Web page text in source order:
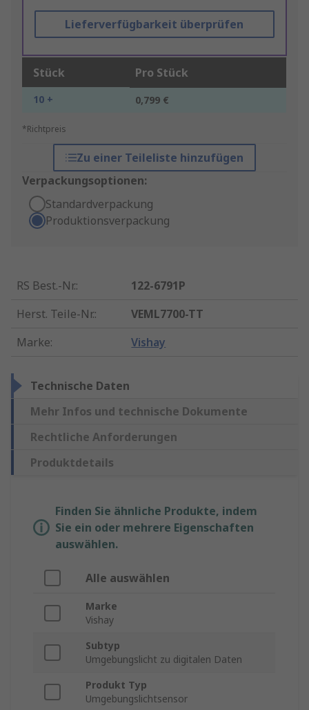
Lieferverfügbarkeit überprüfen
Stück Pro Stück
10 + 0,799 €
*Richtpreis
Zu einer Teileliste hinzufügen
Verpackungsoptionen:
Standardverpackung
Produktionsverpackung
RS Best.-Nr.:
122-6791P
Herst. Teile-Nr.:
VEML7700-TT
Marke: Vishay
Technische Daten
Mehr Infos und technische Dokumente
Rechtliche Anforderungen
Produktdetails
Finden Sie ähnliche Produkte, indem
Sie ein oder mehrere Eigenschaften
auswählen.
Alle auswählen
Marke
Vishay
Subtyp
Umgebungslicht zu digitalen Daten
Produkt Typ
Umgebungslichtsensor